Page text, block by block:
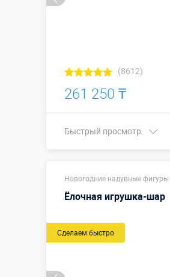
(8612)
261 250 ₸
Быстрый просмотр
Новогодние надувные фигуры
Ёлочная игрушка-шар
Сделаем быстро